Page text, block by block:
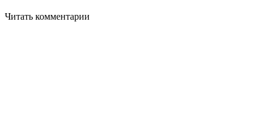
Читать комментарии